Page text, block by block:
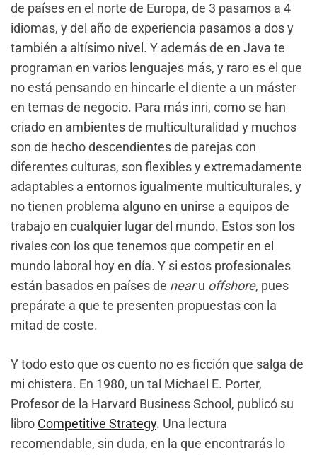
de países en el norte de Europa, de 3 pasamos a 4
idiomas, y del año de experiencia pasamos a dos y
también a altísimo nivel. Y además de en Java te
programan en varios lenguajes más, y raro es el que
no está pensando en hincarle el diente a un máster
en temas de negocio. Para más inri, como se han
criado en ambientes de multiculturalidad y muchos
son de hecho descendientes de parejas con
diferentes culturas, son flexibles y extremadamente
adaptables a entornos igualmente multiculturales, y
no tienen problema alguno en unirse a equipos de
trabajo en cualquier lugar del mundo. Estos son los
rivales con los que tenemos que competir en el
mundo laboral hoy en día. Y si estos profesionales
están basados en países de nearu offshore, pues
prepárate a que te presenten propuestas con la
mitad de coste.
Y todo esto que os cuento no es ficción que salga de
mi chistera. En 1980, un tal Michael E. Porter,
Profesor de la Harvard Business School, publicó su
libro Competitive Strategy. Una lectura
recomendable, sin duda, en la que encontrarás lo